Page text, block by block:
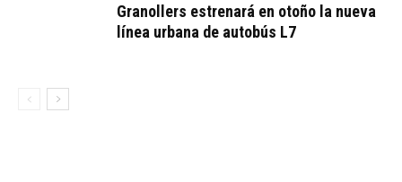
Granollers estrenará en otoño la nueva
línea urbana de autobús L7